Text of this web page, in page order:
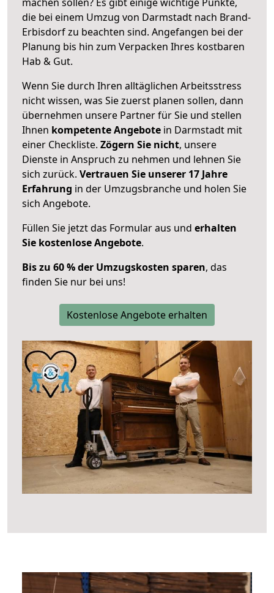
die bei einem Umzug von Darmstadt nach Brand-
Erbisdorf zu beachten sind. Angefangen bei der
Planung bis hin zum Verpacken Ihres kostbaren
Hab & Gut.
Wenn Sie durch Ihren alltäglichen Arbeitsstress
nicht wissen, was Sie zuerst planen sollen, dann
übernehmen unsere Partner für Sie und stellen
Ihnen kompetente Angebote in Darmstadt mit
einer Checkliste. Zögern Sie nicht, unsere
Dienste in Anspruch zu nehmen und lehnen Sie
sich zurück. Vertrauen Sie unserer 17 Jahre
Erfahrung in der Umzugsbranche und holen Sie
sich Angebote.
Füllen Sie jetzt das Formular aus und erhalten
Sie kostenlose Angebote.
Bis zu 60 % der Umzugskosten sparen, das
finden Sie nur bei uns!
Kostenlose Angebote erhalten